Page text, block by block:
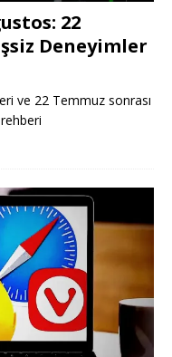
22
Deneyimler
ve 22 Temmuz sonrası